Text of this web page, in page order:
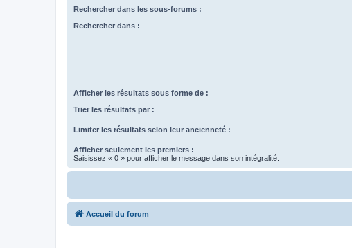
Rechercher dans les sous-forums :
Rechercher dans :
Afficher les résultats sous forme de :
Trier les résultats par :
Limiter les résultats selon leur ancienneté :
Afficher seulement les premiers :
Saisissez « 0 » pour afficher le message dans son intégralité.
Accueil du forum